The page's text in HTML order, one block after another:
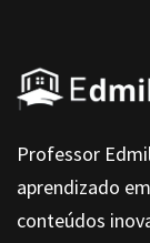
Professor
aprendizado
conteúdos